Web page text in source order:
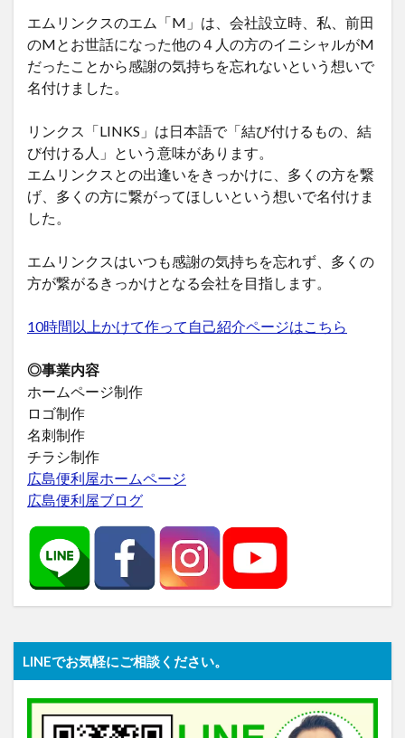
エムリンクスのエム「M」は、会社設立時、私、前田
のMとお世話になった他の４人の方のイニシャルがM
だったことから感謝の気持ちを忘れないという想いで
名付けました。
リンクス「LINKS」は日本語で「結び付けるもの、結
び付ける人」という意味があります。
エムリンクスとの出逢いをきっかけに、多くの方を繋
げ、多くの方に繋がってほしいという想いで名付けま
した。
エムリンクスはいつも感謝の気持ちを忘れず、多くの
方が繋がるきっかけとなる会社を目指します。
10時間以上かけて作って自己紹介ページはこちら
◎事業内容
ホームページ制作
ロゴ制作
名刺制作
チラシ制作
広島便利屋ホームページ
広島便利屋ブログ
LINEでお気軽にご相談ください。